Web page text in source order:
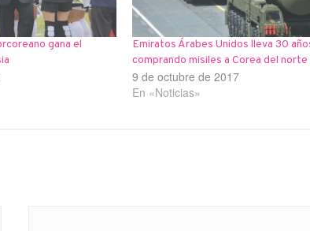
gana el
Emiratos Árabes Unidos lleva 30
comprando misiles a Corea del norte
9 de octubre de 2017
En «Noticias»